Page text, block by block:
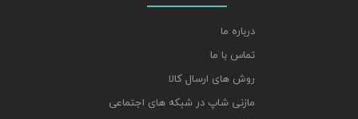
درباره ما
تماس با ما
روش های ارسال کالا
مازنی شاپ در شبکه های اجتماعی